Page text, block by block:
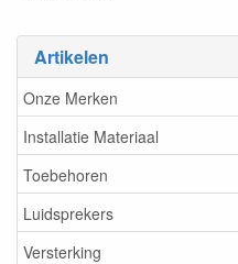
Artikelen
Onze Merken
Installatie Materiaal
Toebehoren
Luidsprekers
Versterking